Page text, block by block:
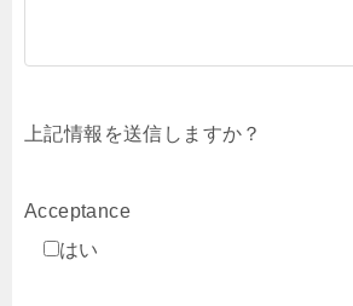
上記情報を送信しますか？
Acceptance
はい